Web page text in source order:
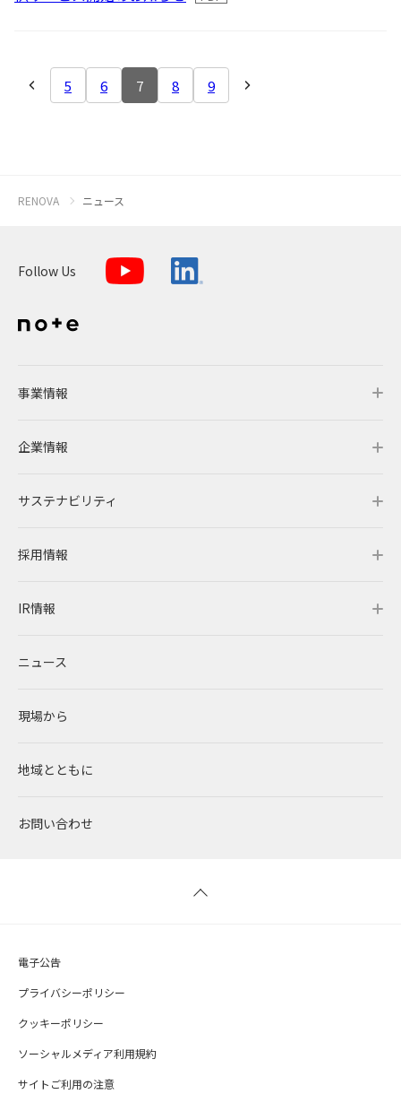
5 6 7 8 9
RENOVA ニュース
Follow Us
事業情報
事業情報トップ
事業概要
レノバの強み
発電所・蓄電所一覧
コーポレートPPA
太陽光発電
蓄電事業
風力発電
太陽光発電の取り組み
企業情報
企業情報トップ
会社概要・アクセス
CEOメッセージ
企業理念
中期経営計画
私たちの想い
沿革
サステナビリティ
サステナビリティトップ
理念・ポリシー
環境
社会
ガバナンス
ESGデータ
採用情報
採用情報トップ
RENOVAを知る
RENOVAで働く
社員インタビュー
新卒採用
IR情報
IR情報トップ
IRニュース
経営情報
財務ハイライト
IRカレンダー
ニュース
現場から
地域とともに
お問い合わせ
電子公告
プライバシーポリシー
クッキーポリシー
ソーシャルメディア利用規約
サイトご利用の注意